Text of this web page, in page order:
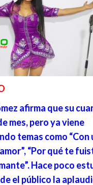
afirma que su
mes, pero ya viene
temas como “Con
“Por qué te
Hace poco
el público la